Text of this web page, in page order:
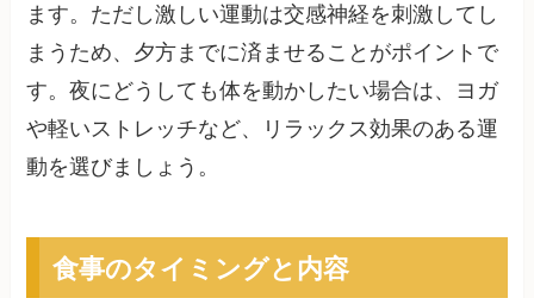
ます。ただし激しい運動は交感神経を刺激してし
まうため、夕方までに済ませることがポイントで
す。夜にどうしても体を動かしたい場合は、ヨガ
や軽いストレッチなど、リラックス効果のある運
動を選びましょう。
食事のタイミングと内容